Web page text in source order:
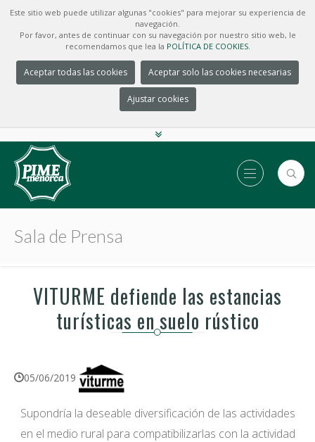
Este sitio web puede utilizar algunas "cookies" para mejorar su experiencia de
navegación.
Por favor, antes de continuar con su navegación por nuestro sitio web, le
recomendamos que lea la POLÍTICA DE COOKIES.
Aceptar todas las cookies Aceptar solo las cookies necesarias
Ajustar cookies
Sala de Prensa
VITURME defiende las estancias
turísticas en suelo rústico
05/06/2019
Supondría la deseable diversificación de las actividades
en el medio rural para compatibilizarlas con la actividad